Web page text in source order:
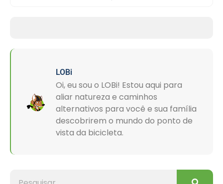
LOBi
Oi, eu sou o LOBi! Estou aqui para
aliar natureza e caminhos
alternativos para você e sua família
descobrirem o mundo do ponto de
vista da bicicleta.